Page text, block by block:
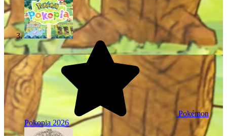
Pokémon
Pokopia2026